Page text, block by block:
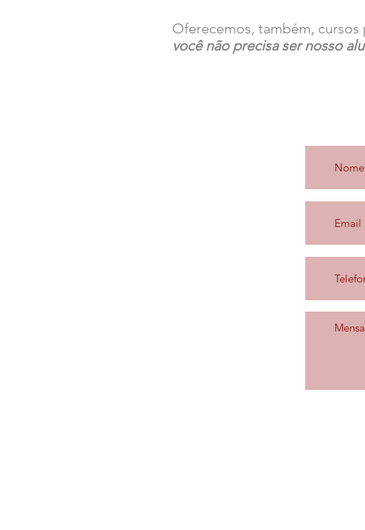
Oferecemos, também,
você não precisa ser nosso